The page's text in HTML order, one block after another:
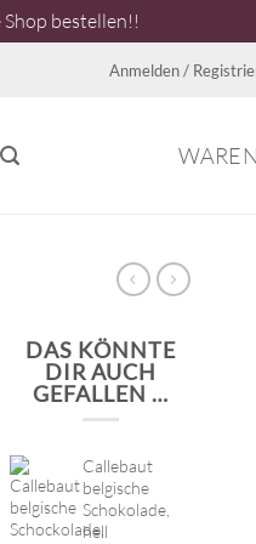
bestellen!!
Anmelden /
DAS KÖNNTE
DIR AUCH
GEFALLEN …
Callebaut
belgische
Schokolade,
hell